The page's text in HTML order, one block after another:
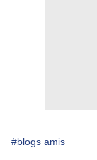
#blogs amis